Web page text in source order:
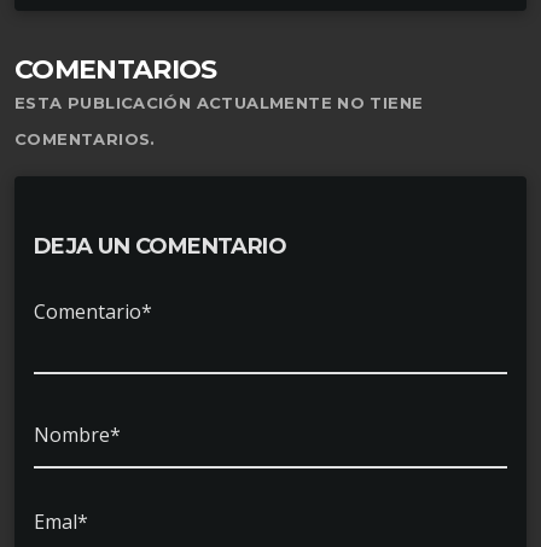
COMENTARIOS
ESTA PUBLICACIÓN ACTUALMENTE NO TIENE
COMENTARIOS.
DEJA UN COMENTARIO
Comentario*
Nombre*
Emal*